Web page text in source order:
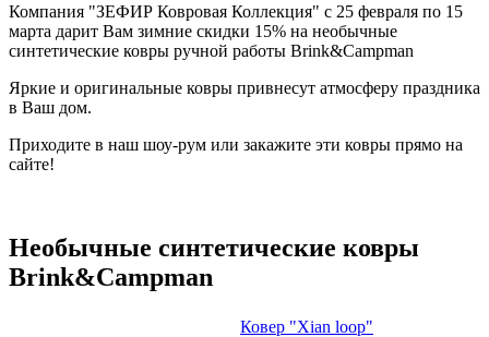
Компания "ЗЕФИР Ковровая Коллекция" с 25 февраля по 15
марта дарит Вам зимние скидки 15% на необычные
синтетические ковры ручной работы Brink&Campman
Яркие и оригинальные ковры привнесут атмосферу праздника
в Ваш дом.
Приходите в наш шоу-рум или закажите эти ковры прямо на
сайте!
Необычные синтетические ковры
Brink&Campman
Ковер "Xian loop"